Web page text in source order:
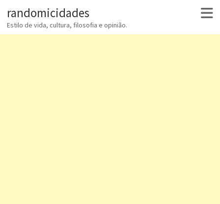
randomicidades
Estilo de vida, cultura, filosofia e opinião.